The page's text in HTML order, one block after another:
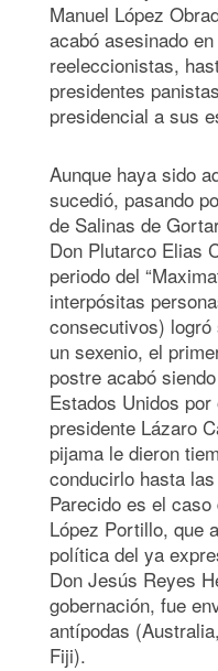
Manuel López
acabó asesinado
reeleccionistas,
presidentes
presidencial a sus
Aunque haya sido
sucedió, pasando
de Salinas de
Don Plutarco Elias
periodo del
interpósitas
consecutivos) logró
un sexenio, el
postre acabó
Estados Unidos
presidente Lázaro
pijama le dieron
conducirlo hasta
Parecido es el
López Portillo, que
política del ya
Don Jesús Reyes
gobernación, fue
antípodas
Fiji).